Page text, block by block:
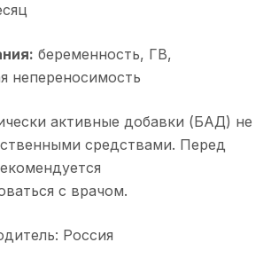
беременность, ГВ,
непереносимость
активные добавки (БАД) не
средствами. Перед
с врачом.
Россия